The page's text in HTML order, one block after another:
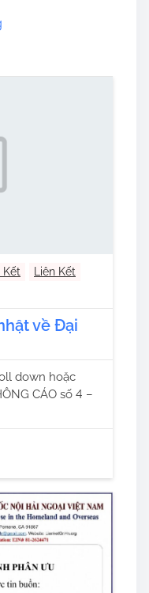
Kết
Liên Kết
về Đại
down hoặc
CÁO số 4 –